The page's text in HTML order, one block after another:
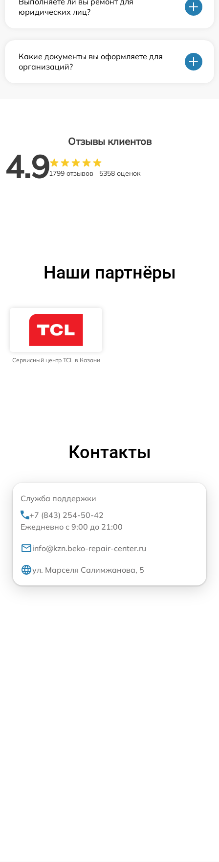
юридических лиц?
Какие документы вы оформляете для
организаций?
Отзывы клиентов
4.91799 отзывов 5358 оценок
Наши партнёры
Сервисный центр TCL в Казани
Контакты
Служба поддержки
+7 (843) 254-50-42
Ежедневно с 9:00 до 21:00
info@kzn.beko-repair-center.ru
ул. Марселя Салимжанова, 5